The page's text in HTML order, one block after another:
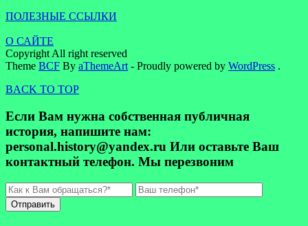
ПОЛЕЗНЫЕ ССЫЛКИ
О САЙТЕ
Copyright All right reserved
Theme BCF By aThemeArt - Proudly powered by WordPress .
BACK TO TOP
Если Вам нужна собственная публичная
история, напишите нам:
personal.history@yandex.ru Или оставьте Ваш
контактный телефон. Мы перезвоним
Отправить